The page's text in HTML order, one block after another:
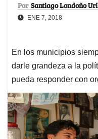
Por Santiago Londoño
ENE 7, 2018
En los municipios
darle grandeza a la
pueda responder con